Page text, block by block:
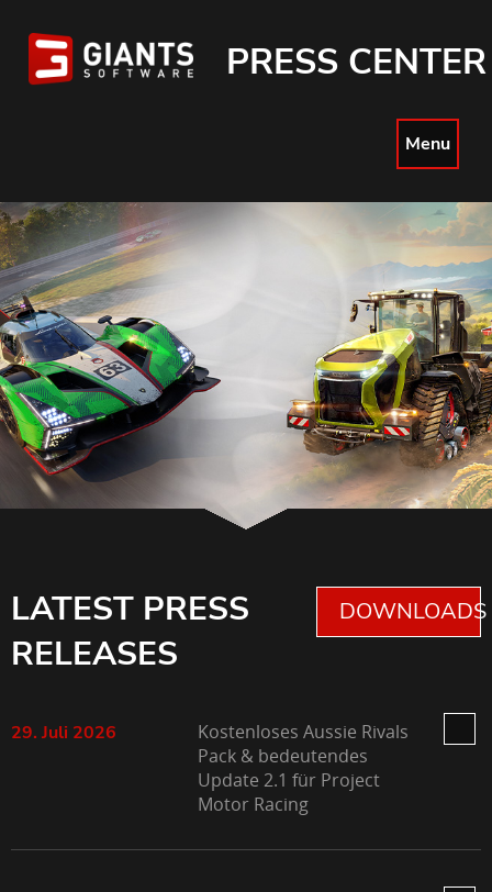
PRESS CENTER
Menu
LATEST PRESS
RELEASES
DOWNLOADS
29. Juli 2026
Kostenloses Aussie Rivals
Pack & bedeutendes
Update 2.1 für Project
Motor Racing